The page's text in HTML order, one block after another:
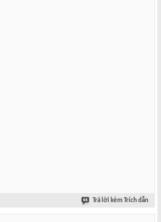
Trả lời kèm Trích dẫn